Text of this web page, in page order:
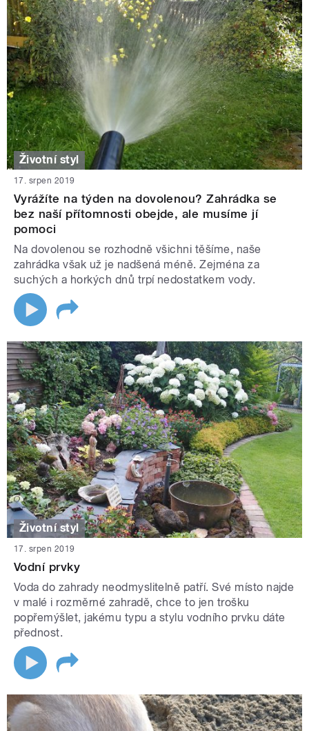
Životní styl
17. srpen 2019
Vyrážíte na týden na dovolenou? Zahrádka se
bez naší přítomnosti obejde, ale musíme jí
pomoci
Na dovolenou se rozhodně všichni těšíme, naše
zahrádka však už je nadšená méně. Zejména za
suchých a horkých dnů trpí nedostatkem vody.
Životní styl
17. srpen 2019
Vodní prvky
Voda do zahrady neodmyslitelně patří. Své místo najde
v malé i rozměrné zahradě, chce to jen trošku
popřemýšlet, jakému typu a stylu vodního prvku dáte
přednost.